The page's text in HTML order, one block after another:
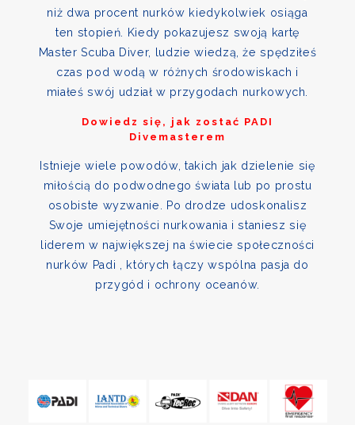
niż dwa procent nurków kiedykolwiek osiąga
ten stopień. Kiedy pokazujesz swoją kartę
Master Scuba Diver, ludzie wiedzą, że spędziłeś
czas pod wodą w różnych środowiskach i
miałeś swój udział w przygodach nurkowych.
Dowiedz się, jak zostać PADI
Divemasterem
Istnieje wiele powodów, takich jak dzielenie się
miłością do podwodnego świata lub po prostu
osobiste wyzwanie. Po drodze udoskonalisz
Swoje umiejętności nurkowania i staniesz się
liderem w największej na świecie społeczności
nurków Padi , których łączy wspólna pasja do
przygód i ochrony oceanów.